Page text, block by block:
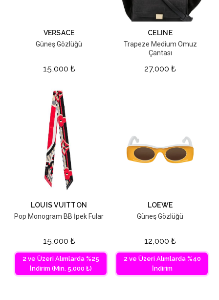
VERSACE
Güneş Gözlüğü
15,000 ₺
CELINE
Trapeze Medium Omuz
Çantası
27,000 ₺
LOUIS VUITTON
Pop Monogram BB İpek Fular
15,000 ₺
2 ve Üzeri Alımlarda %25
İndirim (Min. 5,000 ₺)
LOEWE
Güneş Gözlüğü
12,000 ₺
2 ve Üzeri Alımlarda %40
İndirim